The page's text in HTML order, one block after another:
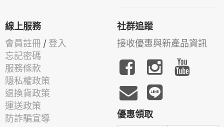
線上服務
會員註冊 / 登入
忘記密碼
服務條款
隱私權政策
退換貨政策
運送政策
防詐騙宣導
社群追蹤
接收優惠與新產品資訊
優惠領取